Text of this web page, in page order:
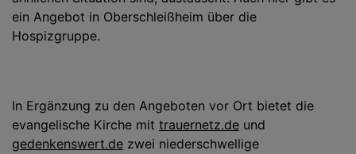
ein Angebot in Oberschleißheim über die
Hospizgruppe.
In Ergänzung zu den Angeboten vor Ort bietet die
evangelische Kirche mit trauernetz.de und
gedenkenswert.de zwei niederschwellige